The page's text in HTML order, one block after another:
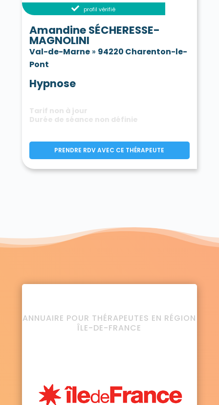
profil vérifié
Amandine SÉCHERESSE-
MAGNOLINI
Val-de-Marne» 94220 Charenton-le-
Pont
Hypnose
Tarif non à jour
Durée de séance non définie
PRENDRE RDV AVEC CE THÉRAPEUTE
ANNUAIRE POUR THÉRAPEUTES EN RÉGION
ÎLE-DE-FRANCE